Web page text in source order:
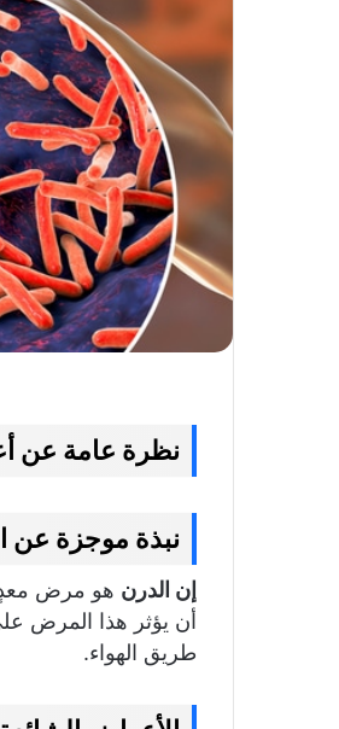
نظرة عامة عن
نبذة موجزة عن
إن الدرن
أن يؤثر هذا المرض
طريق الهواء.